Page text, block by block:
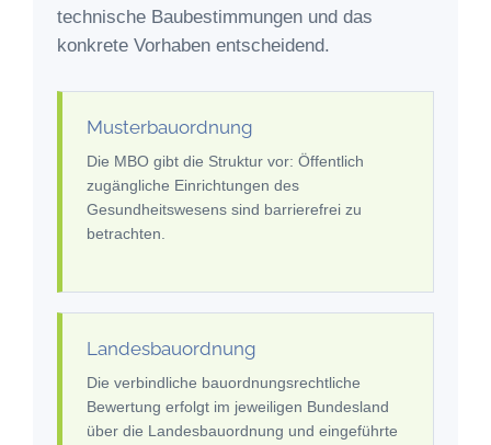
technische Baubestimmungen und das
konkrete Vorhaben entscheidend.
Musterbauordnung
Die MBO gibt die Struktur vor: Öffentlich
zugängliche Einrichtungen des
Gesundheitswesens sind barrierefrei zu
betrachten.
Landesbauordnung
Die verbindliche bauordnungsrechtliche
Bewertung erfolgt im jeweiligen Bundesland
über die Landesbauordnung und eingeführte